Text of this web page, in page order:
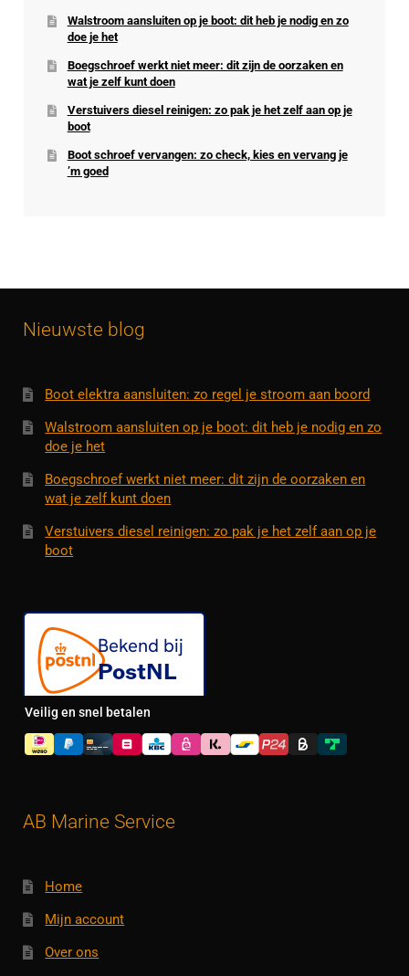
Walstroom aansluiten op je boot: dit heb je nodig en zo
doe je het
Boegschroef werkt niet meer: dit zijn de oorzaken en
wat je zelf kunt doen
Verstuivers diesel reinigen: zo pak je het zelf aan op je
boot
Boot schroef vervangen: zo check, kies en vervang je
’m goed
Nieuwste blog
Boot elektra aansluiten: zo regel je stroom aan boord
Walstroom aansluiten op je boot: dit heb je nodig en zo
doe je het
Boegschroef werkt niet meer: dit zijn de oorzaken en
wat je zelf kunt doen
Verstuivers diesel reinigen: zo pak je het zelf aan op je
boot
Veilig en snel betalen
AB Marine Service
Home
Mijn account
Over ons